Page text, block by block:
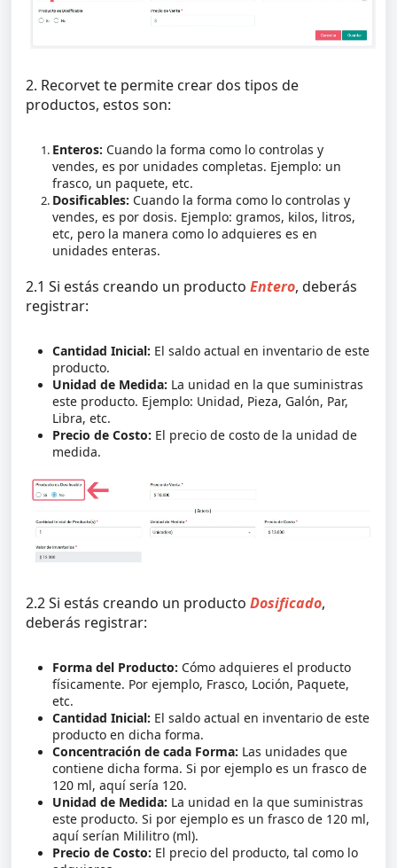
2. Recorvet te permite crear dos tipos de
productos, estos son:
Enteros: Cuando la forma como lo controlas y
vendes, es por unidades completas. Ejemplo: un
frasco, un paquete, etc.
Dosificables: Cuando la forma como lo controlas y
vendes, es por dosis. Ejemplo: gramos, kilos, litros,
etc, pero la manera como lo adquieres es en
unidades enteras.
2.1 Si estás creando un producto Entero, deberás
registrar:
Cantidad Inicial: El saldo actual en inventario de este
producto.
Unidad de Medida: La unidad en la que suministras
este producto. Ejemplo: Unidad, Pieza, Galón, Par,
Libra, etc.
Precio de Costo: El precio de costo de la unidad de
medida.
2.2 Si estás creando un producto Dosificado,
deberás registrar:
Forma del Producto: Cómo adquieres el producto
físicamente. Por ejemplo, Frasco, Loción, Paquete,
etc.
Cantidad Inicial: El saldo actual en inventario de este
producto en dicha forma.
Concentración de cada Forma: Las unidades que
contiene dicha forma. Si por ejemplo es un frasco de
120 ml, aquí sería 120.
Unidad de Medida: La unidad en la que suministras
este producto. Si por ejemplo es un frasco de 120 ml,
aquí serían Mililitro (ml).
Precio de Costo: El precio del producto, tal como lo